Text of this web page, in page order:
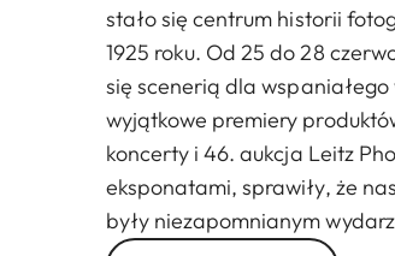
stało się centrum historii
1925 roku. Od 25 do 28
się scenerią dla
wyjątkowe premiery
koncerty i 46. aukcja Leitz
eksponatami, sprawiły, że
były niezapomnianym